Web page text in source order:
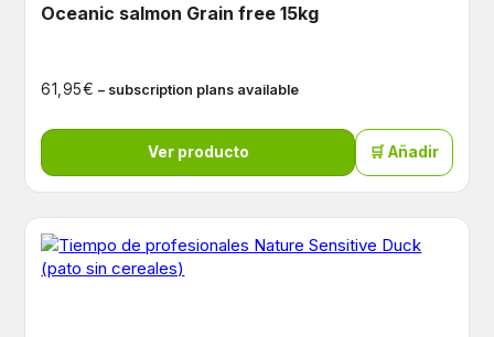
Oceanic salmon Grain free 15kg
61,95€ – subscription plans available
Ver producto 🛒 Añadir